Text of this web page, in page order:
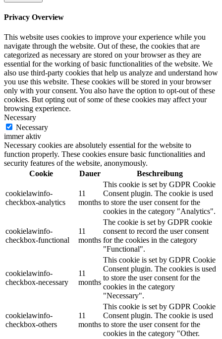
Privacy Overview
This website uses cookies to improve your experience while you
navigate through the website. Out of these, the cookies that are
categorized as necessary are stored on your browser as they are
essential for the working of basic functionalities of the website. We
also use third-party cookies that help us analyze and understand how
you use this website. These cookies will be stored in your browser
only with your consent. You also have the option to opt-out of these
cookies. But opting out of some of these cookies may affect your
browsing experience.
Necessary
Necessary
immer aktiv
Necessary cookies are absolutely essential for the website to
function properly. These cookies ensure basic functionalities and
security features of the website, anonymously.
Cookie
Dauer Beschreibung
cookielawinfo-
checkbox-analytics
11
months
This cookie is set by GDPR Cookie
Consent plugin. The cookie is used
to store the user consent for the
cookies in the category "Analytics".
cookielawinfo-
checkbox-functional
11
months
The cookie is set by GDPR cookie
consent to record the user consent
for the cookies in the category
"Functional".
cookielawinfo-
checkbox-necessary
11
months
This cookie is set by GDPR Cookie
Consent plugin. The cookies is used
to store the user consent for the
cookies in the category
"Necessary".
cookielawinfo-
checkbox-others
11
months
This cookie is set by GDPR Cookie
Consent plugin. The cookie is used
to store the user consent for the
cookies in the category "Other.